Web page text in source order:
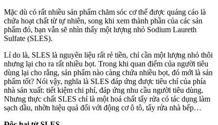
Mặc dù có rất nhiều sản phẩm chăm sóc cơ thể được quảng cáo là
chứa hoạt chất từ tự nhiên, song khi xem thành phần của các sản
phẩm đó, bạn vẫn sẽ nhìn thấy một lượng nhỏ Sodium Laureth
Sulfate (SLES).
Lí do là, SLES là nguyên liệu rất rẻ tiền, chỉ cần một lượng nhỏ thôi
nhưng lại cho ra rất nhiều bọt. Trong khi quan điểm của người tiêu
dùng lại cho rằng, sản phẩm nào càng chứa nhiều bọt, đó mới là sản
phẩm tốt? Nói vậy, nghĩa là SLES đáp ứng được tiêu chí của phía
nhà sản xuất: tiết kiệm chi phí, đáp ứng nhu cầu người tiêu dùng.
Nhưng thực chất SLES chỉ là một hoá chất tẩy rửa có tác dụng làm
sạch dầu, nhờn hiệu quả đối với động cơ ô tô, tẩy rửa nhà bếp…